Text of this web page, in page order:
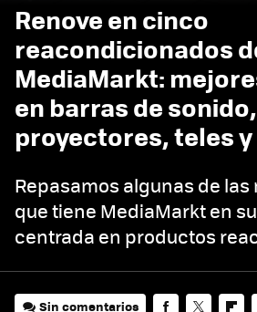
Renove en cinco
reacondicionados
MediaMarkt:
en barras de sonido,
proyectores, teles y
Repasamos algunas de
que tiene MediaMarkt en
centrada en productos
Sin comentarios